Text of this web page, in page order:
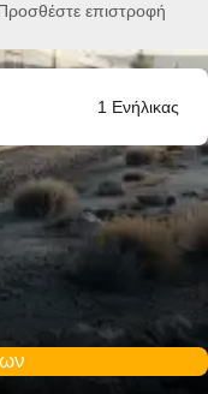
επιστροφή
1 Ενήλικας